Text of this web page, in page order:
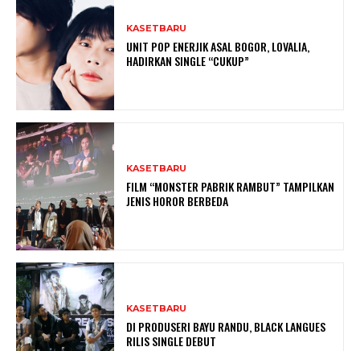
KASETBARU
UNIT POP ENERJIK ASAL BOGOR, LOVALIA,
HADIRKAN SINGLE “CUKUP”
KASETBARU
FILM “MONSTER PABRIK RAMBUT” TAMPILKAN
JENIS HOROR BERBEDA
KASETBARU
DI PRODUSERI BAYU RANDU, BLACK LANGUES
RILIS SINGLE DEBUT